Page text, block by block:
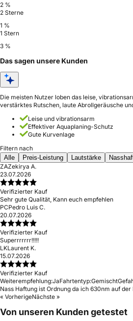
2 %
2 Sterne
1 %
1 Stern
3 %
Das sagen unsere Kunden
Die meisten Nutzer loben das leise,
verstärktes Rutschen, laute Abrollgeräusche
Leise und vibrationsarm
Effektiver Aquaplaning-Schutz
Gute Kurvenlage
Filtern nach
Alle
Preis-Leistung Lautstärke
ZAZekirya A.
23.07.2026
Verifizierter Kauf
Sehr gute Qualität, Kann euch empfehlen
PCPedro Luis C.
20.07.2026
Verifizierter Kauf
Superrrrrrr!!!!!
LKLaurent K.
15.07.2026
Verifizierter Kauf
Weiterempfehlung:JaFahrtentyp:Gemischt
Nass Haftung ist Ordnung da ich 630nm auf
« VorherigeNächste »
Von unseren Kunden getestet